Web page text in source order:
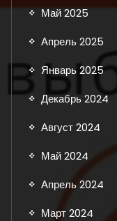
Май 2025
Апрель 2025
Январь 2025
Декабрь 2024
Август 2024
Май 2024
Апрель 2024
Март 2024